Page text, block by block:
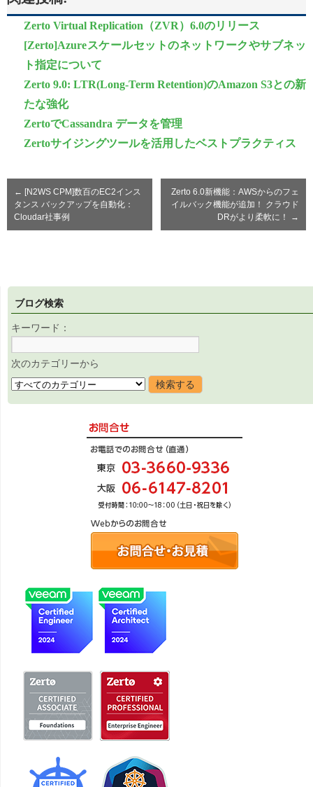
Zerto Virtual Replication（ZVR）6.0のリリース
[Zerto]Azureスケールセットのネットワークやサブネッ
ト指定について
Zerto 9.0: LTR(Long-Term Retention)のAmazon S3との新
たな強化
ZertoでCassandra データを管理
Zertoサイジングツールを活用したベストプラクティス
← [N2WS CPM]数百のEC2インス
タンス バックアップを自動化：
Cloudar社事例
Zerto 6.0新機能：AWSからのフェ
イルバック機能が追加！ クラウド
DRがより柔軟に！
→
ブログ検索
キーワード：
次のカテゴリーから